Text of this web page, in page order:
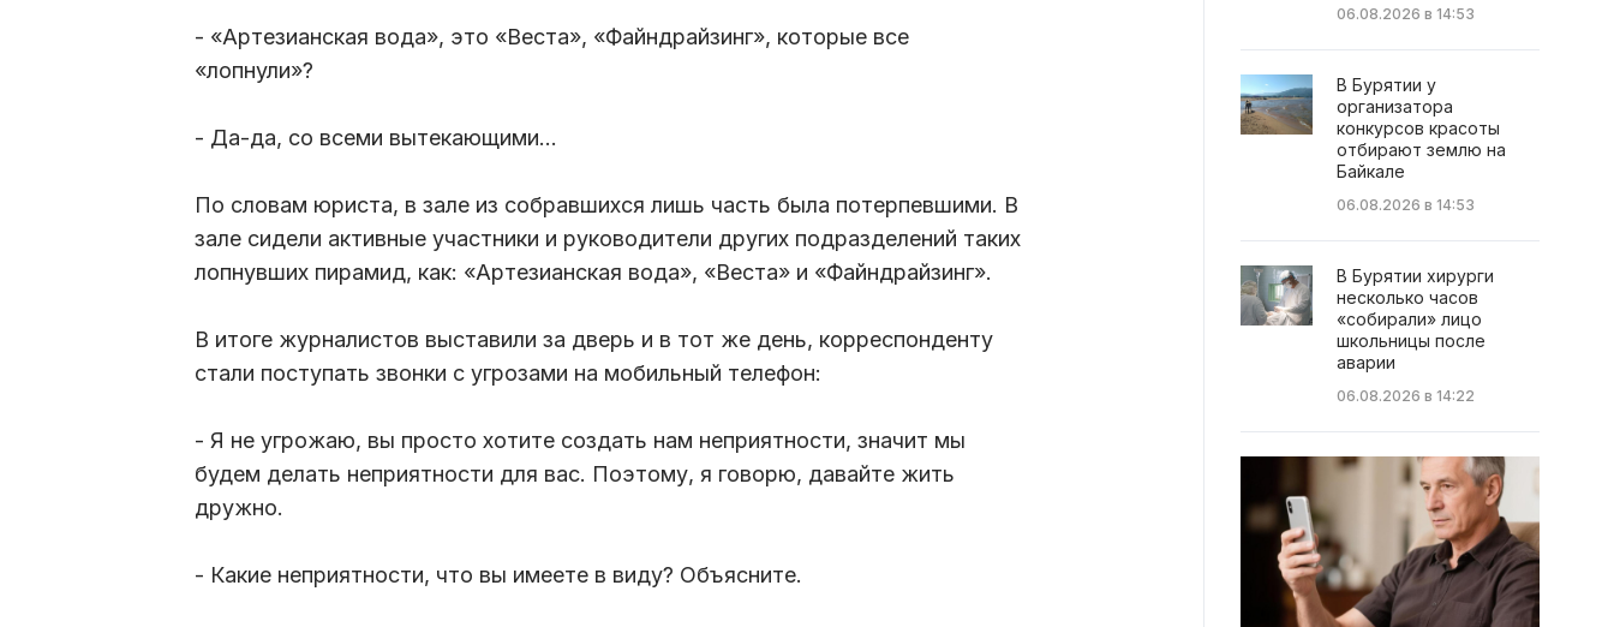
- «Артезианская вода», это «Веста», «Файндрайзинг», которые все
«лопнули»?
- Да-да, со всеми вытекающими…
По словам юриста, в зале из собравшихся лишь часть была потерпевшими. В
зале сидели активные участники и руководители других подразделений таких
лопнувших пирамид, как: «Артезианская вода», «Веста» и «Файндрайзинг».
В итоге журналистов выставили за дверь и в тот же день, корреспонденту
стали поступать звонки с угрозами на мобильный телефон:
- Я не угрожаю, вы просто хотите создать нам неприятности, значит мы
будем делать неприятности для вас. Поэтому, я говорю, давайте жить
дружно.
- Какие неприятности, что вы имеете в виду? Объясните.
06.08.2026 в 14:53
В Бурятии у
организатора
конкурсов красоты
отбирают землю на
Байкале
06.08.2026 в 14:53
В Бурятии хирурги
несколько часов
«собирали» лицо
школьницы после
аварии
06.08.2026 в 14:22